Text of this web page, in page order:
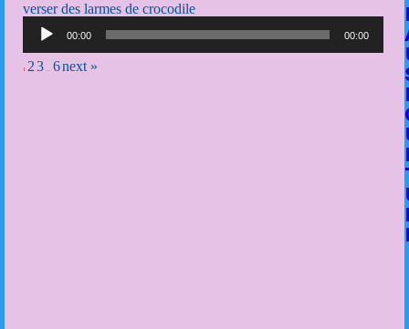
verser des larmes de crocodile
00:00 00:00
1 23 6next »